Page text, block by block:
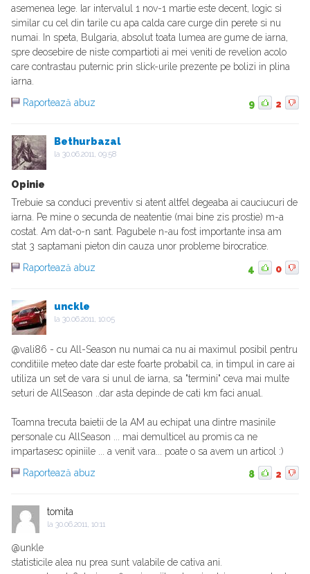
asemenea lege. Iar intervalul 1 nov-1 martie este decent, logic si
similar cu cel din tarile cu apa calda care curge din perete si nu
numai. In speta, Bulgaria, absolut toata lumea are gume de iarna,
spre deosebire de niste compartioti ai mei veniti de revelion acolo
care contrastau puternic prin slick-urile prezente pe bolizi in plina
iarna.
Raportează abuz
9 2
Bethurbazal
la 30.06.2011, 09:58
Opinie
Trebuie sa conduci preventiv si atent altfel degeaba ai cauciucuri de
iarna. Pe mine o secunda de neatentie (mai bine zis prostie) m-a
costat. Am dat-o-n sant. Pagubele n-au fost importante insa am
stat 3 saptamani pieton din cauza unor probleme birocratice.
Raportează abuz
4 0
unckle
la 30.06.2011, 10:05
@vali86 - cu All-Season nu numai ca nu ai maximul posibil pentru
conditiile meteo date dar este foarte probabil ca, in timpul in care ai
utiliza un set de vara si unul de iarna, sa "termini" ceva mai multe
seturi de AllSeason ..dar asta depinde de cati km faci anual.
Toamna trecuta baietii de la AM au echipat una dintre masinile
personale cu AllSeason ... mai demulticel au promis ca ne
impartasesc opiniile ... a venit vara... poate o sa avem un articol :)
Raportează abuz
8 2
tomita
la 30.06.2011, 10:11
@unkle
statisticile alea nu prea sunt valabile de cativa ani.